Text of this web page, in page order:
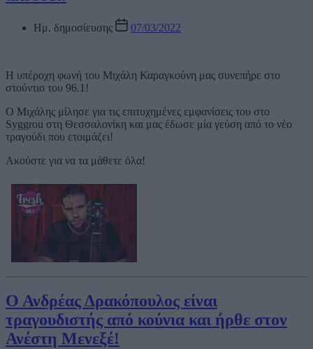
Ημ. δημοσίευσης 07/03/2022
Η υπέροχη φωνή του Μιχάλη Καραγκούνη μας συνεπήρε στο
στούντιο του 96.1!
Ο Μιχάλης μίλησε για τις επιτυχημένες εμφανίσεις του στο
Syggrou στη Θεσσαλονίκη και μας έδωσε μία γεύση από το νέο
τραγούδι που ετοιμάζει!
Ακούστε για να τα μάθετε όλα!
Ο Ανδρέας Δρακόπουλος είναι
τραγουδιστής από κούνια και ήρθε στον
Ανέστη Μενεξέ!